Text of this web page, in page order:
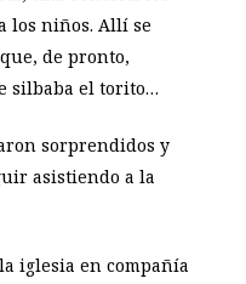
los niños. Allí se
de pronto,
silbaba el torito…
sorprendidos y
asistiendo a la
iglesia en compañía